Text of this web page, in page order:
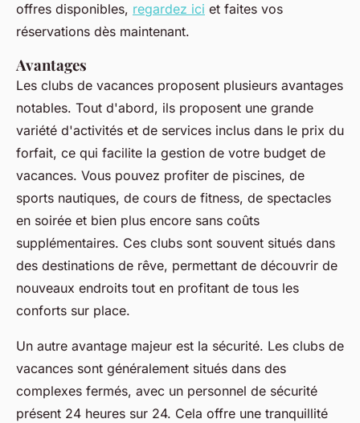
offres disponibles, regardez ici et faites vos
réservations dès maintenant.
Avantages
Les clubs de vacances proposent plusieurs avantages
notables. Tout d'abord, ils proposent une grande
variété d'activités et de services inclus dans le prix du
forfait, ce qui facilite la gestion de votre budget de
vacances. Vous pouvez profiter de piscines, de
sports nautiques, de cours de fitness, de spectacles
en soirée et bien plus encore sans coûts
supplémentaires. Ces clubs sont souvent situés dans
des destinations de rêve, permettant de découvrir de
nouveaux endroits tout en profitant de tous les
conforts sur place.
Un autre avantage majeur est la sécurité. Les clubs de
vacances sont généralement situés dans des
complexes fermés, avec un personnel de sécurité
présent 24 heures sur 24. Cela offre une tranquillité